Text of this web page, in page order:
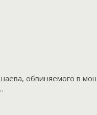
обвиняемого в